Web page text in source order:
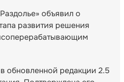
объявил о
развития решения
обновленной редакции 2.5